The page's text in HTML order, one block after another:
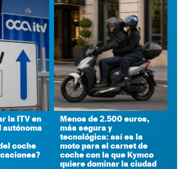
la ITV en
autónoma
coche
Menos de 2.500 euros,
más segura y
tecnológica: así es la
moto para el carnet de
coche con la que Kymco
quiere dominar la ciudad